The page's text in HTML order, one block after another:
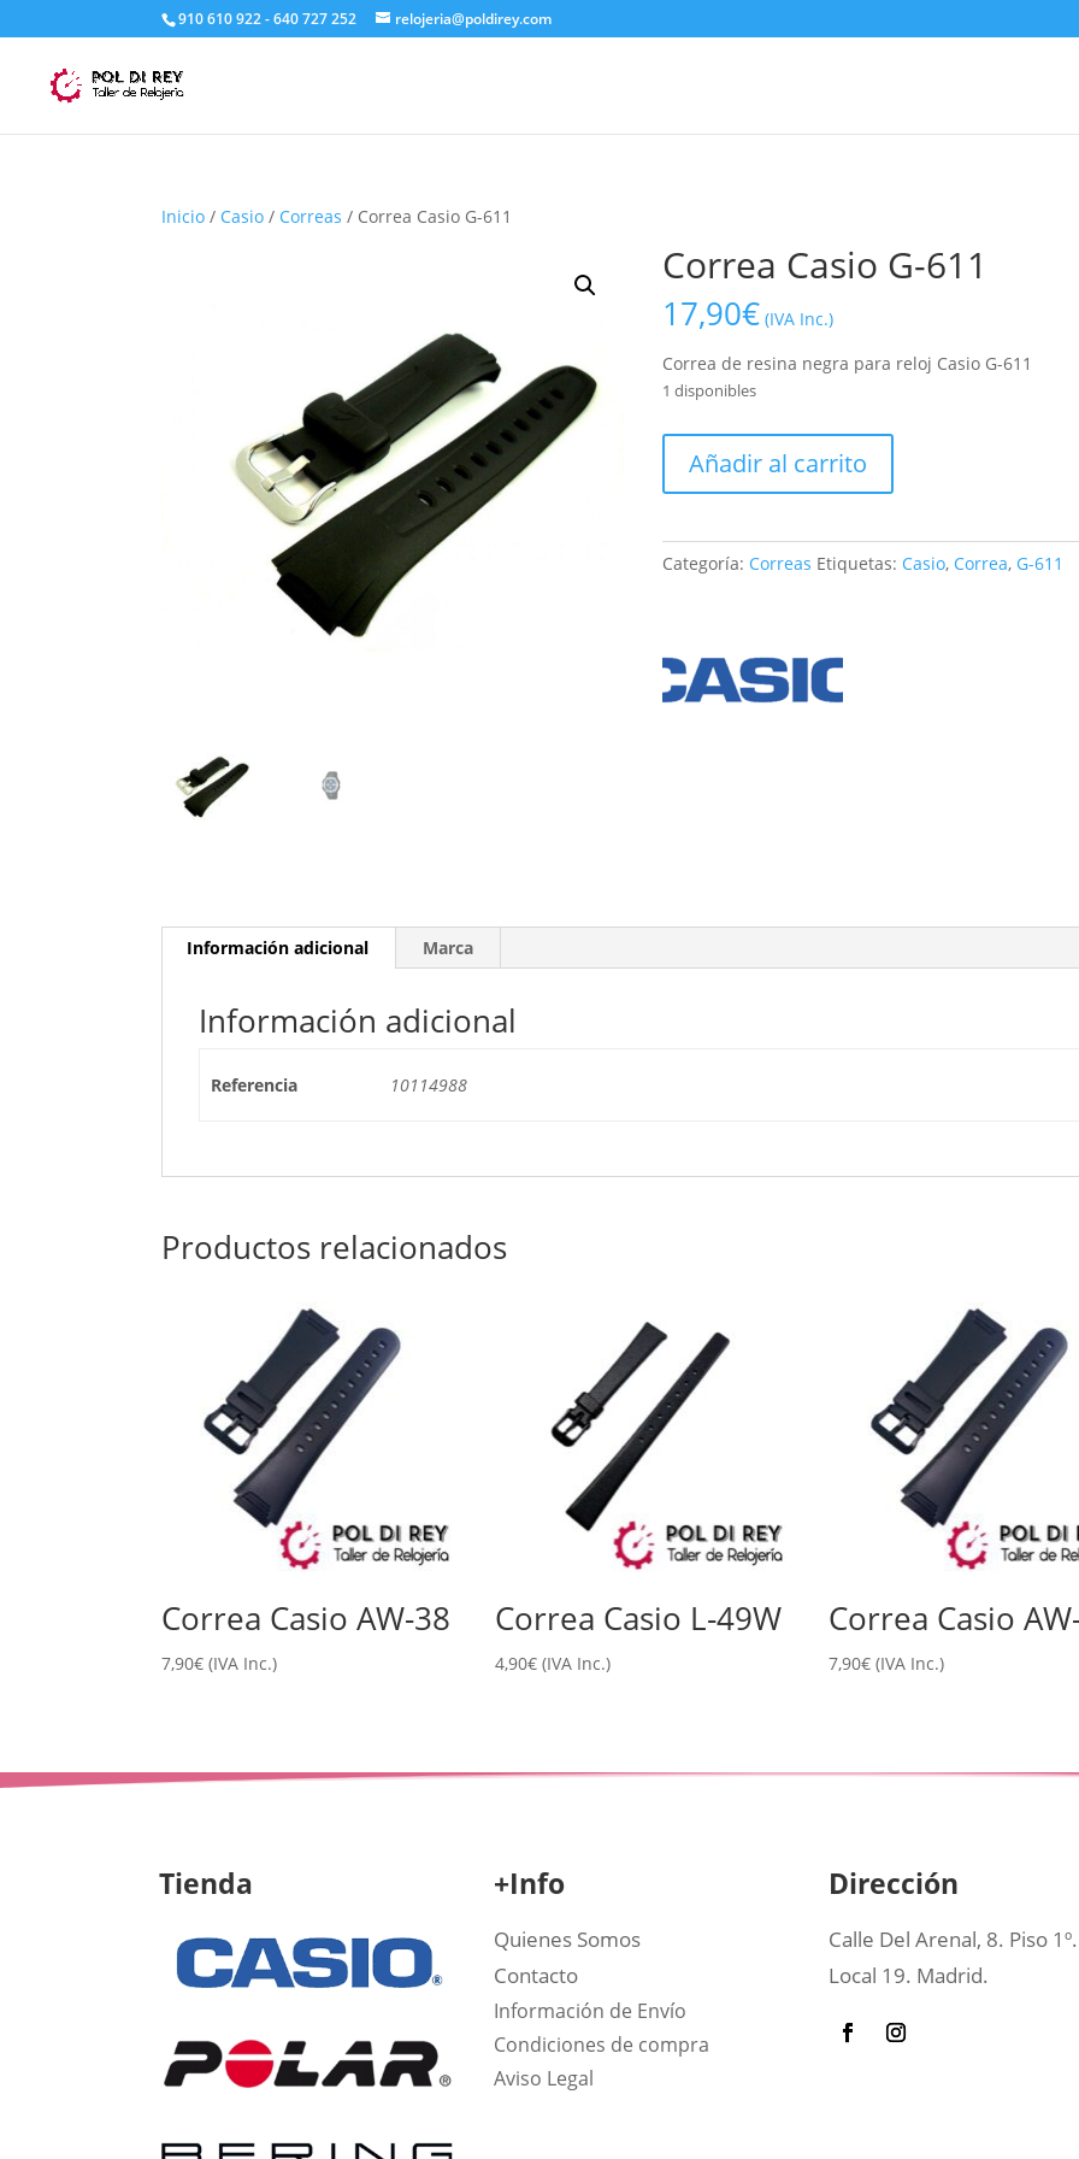
910 610 922 - 640 727 252 relojeria@poldirey.com
Inicio / Casio / Correas / Correa Casio G-611
Correa Casio G-611
17,90€ (IVA Inc.)
Correa de resina negra para reloj Casio G-611
1 disponibles
Casio
G-
cantidad
Añadir al carrito
Categoría: Correas Etiquetas: Casio, Correa, G-611
Información adicional Marca
Información adicional
Referencia 10114988
Productos relacionados
Correa Casio AW-38
7,90€ (IVA Inc.)
Correa Casio L-49W
4,90€ (IVA Inc.)
Correa Casio
7,90€ (IVA Inc.)
Tienda +Info
Quienes Somos
Contacto
Información de Envío
Condiciones de compra
Aviso Legal
Dirección
Calle Del Arenal, 8. Piso 1º.
Local 19. Madrid.